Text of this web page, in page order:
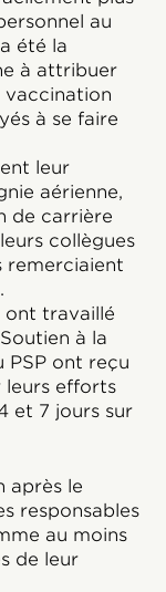
au
été la
à attribuer
vaccination
à se faire
leur
aérienne,
de carrière
collègues
remerciaient
ont travaillé
à la
PSP ont reçu
leurs efforts
et 7 jours sur
après le
responsables
au moins
de leur